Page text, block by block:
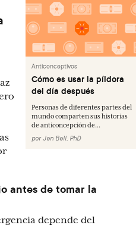
Anticonceptivos
Cómo es usar la píldora
del día después
Personas de diferentes partes del
mundo comparten sus historias
de anticoncepción de...
porJen Bell, PhD
antes de tomar la
depende del